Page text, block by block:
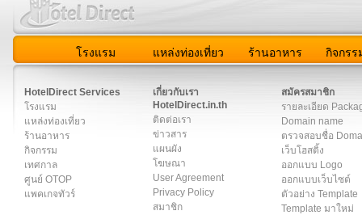
โรงแรม แหล่งท่องเที่ยว ร้านอาหาร กิจกรร
HotelDirect Services
โรงแรม
แหล่งท่องเที่ยว
ร้านอาหาร
กิจกรรม
เทศกาล
ศูนย์ OTOP
แพคเกจทัวร์
เกี่ยวกับเรา
HotelDirect.in.th
ติดต่อเรา
ข่าวสาร
แผนผัง
โฆษณา
User Agreement
Privacy Policy
สมาชิก
สมัครสมาชิก
รายละเอียด
Domain name
ตรวจสอบชื่อ
เว็บโฮสติ้ง
ออกแบบ Logo
ออกแบบเว็บไซต์
ตัวอย่าง Template
Template มาใหม่